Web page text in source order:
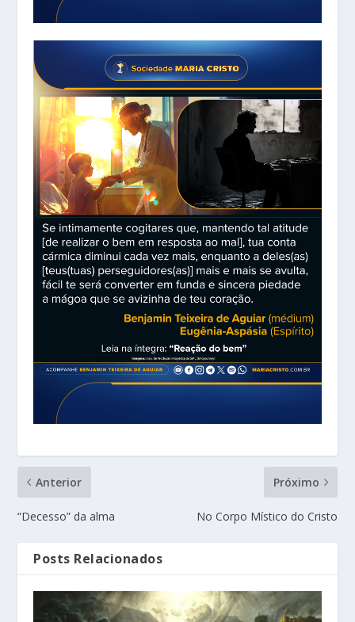
Anterior
“Decesso” da alma
Próximo
No Corpo Místico do Cristo
Posts Relacionados